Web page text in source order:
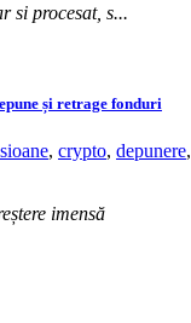
si procesat, s...
și retrage fonduri
, crypto, depunere,
imensă